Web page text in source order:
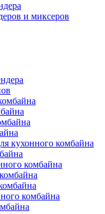
и миксеров
кухонного комбайна
комбайна
комбайна